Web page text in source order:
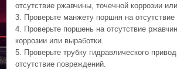
отсутствие ржавчины, точечной коррозии
3. Проверьте манжету поршня на отсутствие
4. Проверьте поршень на отсутствие
коррозии или выработки.
5. Проверьте трубку гидравлического
отсутствие повреждений.